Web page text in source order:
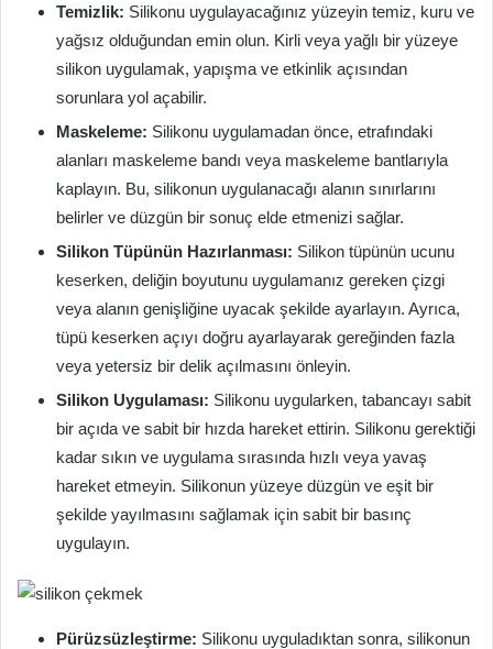
Temizlik: Silikonu uygulayacağınız yüzeyin temiz, kuru ve
yağsız olduğundan emin olun. Kirli veya yağlı bir yüzeye
silikon uygulamak, yapışma ve etkinlik açısından
sorunlara yol açabilir.
Maskeleme: Silikonu uygulamadan önce, etrafındaki
alanları maskeleme bandı veya maskeleme bantlarıyla
kaplayın. Bu, silikonun uygulanacağı alanın sınırlarını
belirler ve düzgün bir sonuç elde etmenizi sağlar.
Silikon Tüpünün Hazırlanması: Silikon tüpünün ucunu
keserken, deliğin boyutunu uygulamanız gereken çizgi
veya alanın genişliğine uyacak şekilde ayarlayın. Ayrıca,
tüpü keserken açıyı doğru ayarlayarak gereğinden fazla
veya yetersiz bir delik açılmasını önleyin.
Silikon Uygulaması: Silikonu uygularken, tabancayı sabit
bir açıda ve sabit bir hızda hareket ettirin. Silikonu gerektiği
kadar sıkın ve uygulama sırasında hızlı veya yavaş
hareket etmeyin. Silikonun yüzeye düzgün ve eşit bir
şekilde yayılmasını sağlamak için sabit bir basınç
uygulayın.
Pürüzsüzleştirme: Silikonu uyguladıktan sonra, silikonun